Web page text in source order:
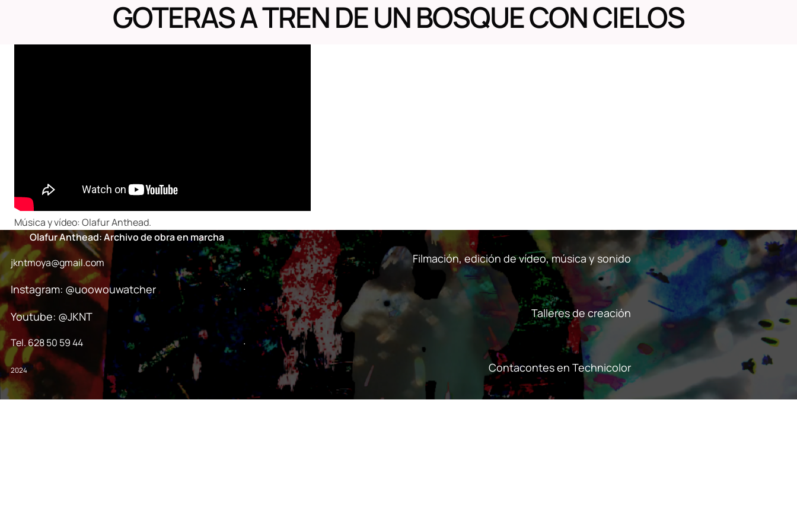
GOTERAS A TREN DE UN BOSQUE CON CIELOS
Música y vídeo: Olafur Anthead.
Olafur Anthead: Archivo de obra en marcha
jkntmoya@gmail.com
Instagram: @uoowouwatcher
Youtube: @JKNT
Tel. 628 50 59 44
2024
Filmación, edición de vídeo, música y sonido
.
Talleres de creación
.
Contacontes en Technicolor